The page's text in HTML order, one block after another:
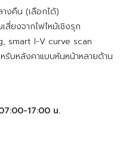
งคืน (เลือกได้)
ยงจากไฟไหม้เชิงรุก
smart I-V curve scan
รับหลังคาแบบหันหน้าหลายด้าน
17:00 น.